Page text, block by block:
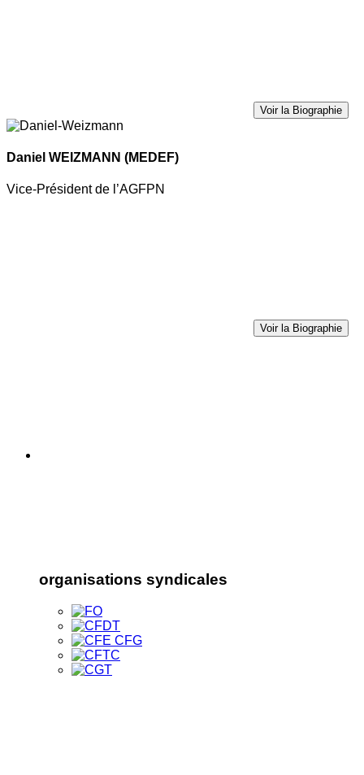
Voir la Biographie
Daniel WEIZMANN (MEDEF)
Vice-Président de l’AGFPN
Voir la Biographie
organisations syndicales